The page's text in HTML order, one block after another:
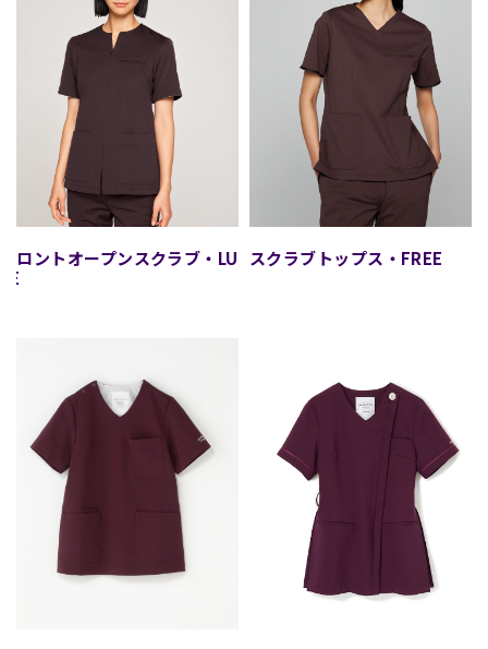
フロントオープンスクラブ・LU
XE
スクラブトップス・FREE